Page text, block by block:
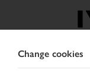
Change cookies